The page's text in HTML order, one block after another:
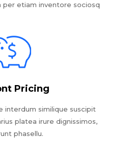
etiam inventore sociosq
Pricing
interdum similique suscipit
platea irure dignissimos,
phasellu.